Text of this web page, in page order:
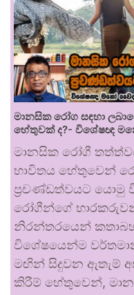
මානසික රෝග සඳහා
හේතුවක් ද?- විශේෂඥ
මානසික රෝගී
භාවිතය හේතුවෙන්
ප්‍රචණ්ඩත්වයට යොමු
රෝගීන්ගේ
නිරන්තරයෙන්
විශේෂයෙන්ම
මඟින් සිදුවන ඇතැම්
කිරීම් හේතුවෙන්,